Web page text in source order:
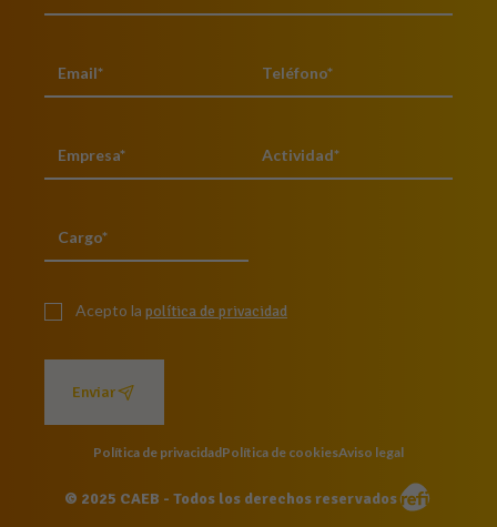
Acepto la política de privacidad
Enviar
Política de privacidadPolítica de cookiesAviso legal
© 2025 CAEB - Todos los derechos reservados